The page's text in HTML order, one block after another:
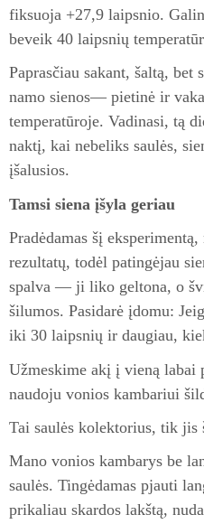
fiksuoja +27,9 laipsnio.
beveik 40 laipsnių
Paprasčiau sakant, šaltą, bet
namo sienos— pietinė ir
temperatūroje. Vadinasi, tą
naktį, kai nebeliks saulės,
įšalusios.
Tamsi siena įšyla geriau
Pradėdamas šį
rezultatų, todėl patingėjau
spalva — ji liko geltona, o
šilumos. Pasidarė įdomu:
iki 30 laipsnių ir daugiau,
Užmeskime akį į vieną labai
naudoju vonios kambariui
Tai saulės kolektorius, tik jis
Mano vonios kambarys be
saulės. Tingėdamas pjauti
prikaliau skardos lakštą,